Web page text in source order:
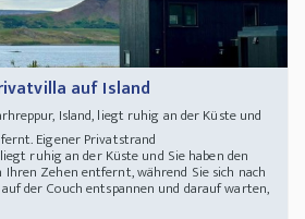
auf Island
Island, liegt ruhig an der Küste und
Eigener Privatstrand
ruhig an der Küste und Sie haben den
Zehen entfernt, während Sie sich nach
der Couch entspannen und darauf warten,